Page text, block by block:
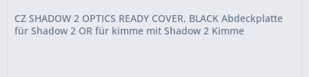
CZ SHADOW 2 OPTICS READY COVER, BLACK Abdeckplatte
für Shadow 2 OR für kimme mit Shadow 2 Kimme